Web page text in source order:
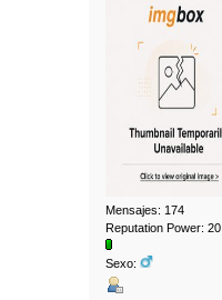
Mensajes: 174
Reputation Power: 20
Sexo: